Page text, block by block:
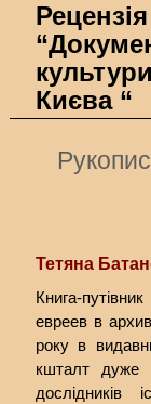
Києва “
Тетяна
Книга-
евреев в
року в
кшталт дуже
дослідників